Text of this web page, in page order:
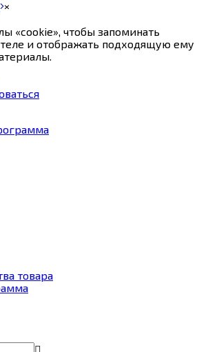
×
«cookie», чтобы запоминать
и отображать подходящую ему
товара